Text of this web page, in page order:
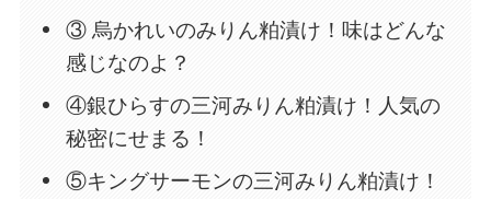
③ 烏かれいのみりん粕漬け！味はどんな
感じなのよ？
④銀ひらすの三河みりん粕漬け！人気の
秘密にせまる！
⑤キングサーモンの三河みりん粕漬け！